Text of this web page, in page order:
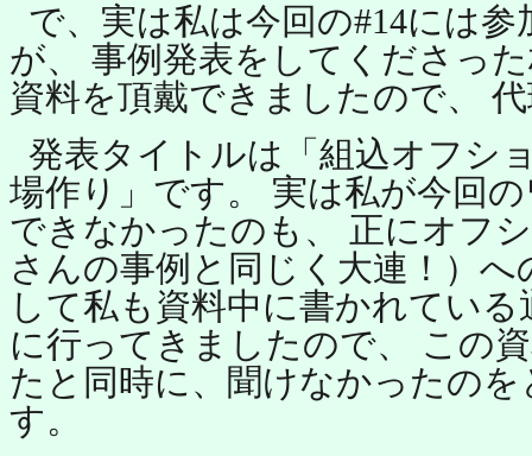
で、実は私は今回の#14には
が、 事例発表をしてくださっ
資料を頂戴できましたので、
発表タイトルは「組込オフシ
場作り」です。 実は私が今回
できなかったのも、 正にオフ
さんの事例と同じく大連！）
して私も資料中に書かれてい
に行ってきましたので、 この
たと同時に、聞けなかったの
す。